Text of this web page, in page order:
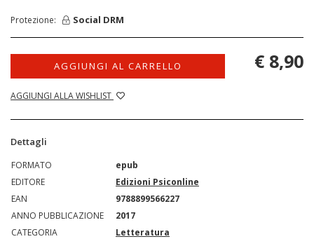
Protezione: Social DRM
AGGIUNGI AL CARRELLO
AGGIUNGI ALLA WISHLIST
€ 8,90
Dettagli
FORMATO
epub
EDITORE
Edizioni Psiconline
EAN
9788899566227
ANNO PUBBLICAZIONE
2017
CATEGORIA
Letteratura